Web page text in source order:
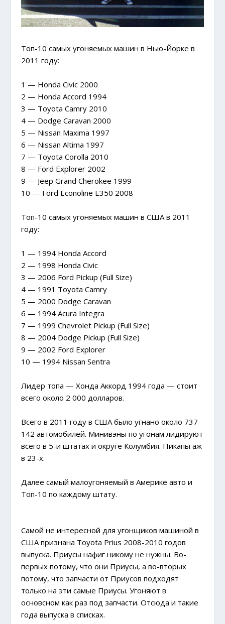
Топ-10 самых угоняемых машин в Нью-Йорке в
2011 году:
1 — Honda Civic 2000
2 — Honda Accord 1994
3 — Toyota Camry 2010
4 — Dodge Caravan 2000
5 — Nissan Maxima 1997
6 — Nissan Altima 1997
7 — Toyota Corolla 2010
8 — Ford Explorer 2002
9 — Jeep Grand Cherokee 1999
10 — Ford Econoline E350 2008
Топ-10 самых угоняемых машин в США в 2011
году:
1 — 1994 Honda Accord
2 — 1998 Honda Civic
3 — 2006 Ford Pickup (Full Size)
4 — 1991 Toyota Camry
5 — 2000 Dodge Caravan
6 — 1994 Acura Integra
7 — 1999 Chevrolet Pickup (Full Size)
8 — 2004 Dodge Pickup (Full Size)
9 — 2002 Ford Explorer
10 — 1994 Nissan Sentra
Лидер топа — Хонда Аккорд 1994 года — стоит
всего около 2 000 долларов.
Всего в 2011 году в США было угнано около 737
142 автомобилей. Минивэны по угонам лидируют
всего в 5-и штатах и округе Колумбия. Пикапы аж
в 23-х.
Далее самый малоугоняемый в Америке авто и
Топ-10 по каждому штату.
Самой не интересной для угонщиков машиной в
США признана Toyota Prius 2008-2010 годов
выпуска. Приусы нафиг никому не нужны. Во-
первых потому, что они Приусы, а во-вторых
потому, что запчасти от Приусов подходят
только на эти самые Приусы. Угоняют в
основсном как раз под запчасти. Отсюда и такие
года выпуска в списках.